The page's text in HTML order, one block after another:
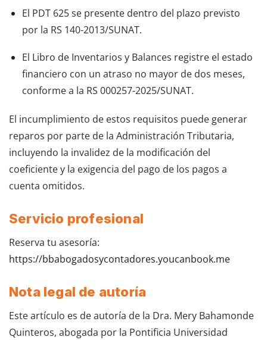
El PDT 625 se presente dentro del plazo previsto
por la RS 140-2013/SUNAT.
El Libro de Inventarios y Balances registre el estado
financiero con un atraso no mayor de dos meses,
conforme a la RS 000257-2025/SUNAT.
El incumplimiento de estos requisitos puede generar
reparos por parte de la Administración Tributaria,
incluyendo la invalidez de la modificación del
coeficiente y la exigencia del pago de los pagos a
cuenta omitidos.
Servicio profesional
Reserva tu asesoría:
https://bbabogadosycontadores.youcanbook.me
Nota legal de autoría
Este artículo es de autoría de la Dra. Mery Bahamonde
Quinteros, abogada por la Pontificia Universidad